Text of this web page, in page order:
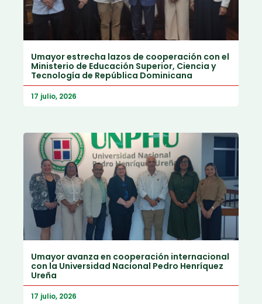
Umayor estrecha lazos de cooperación con el
Ministerio de Educación Superior, Ciencia y
Tecnología de República Dominicana
17 julio, 2026
Umayor avanza en cooperación internacional
con la Universidad Nacional Pedro Henríquez
Ureña
17 julio, 2026